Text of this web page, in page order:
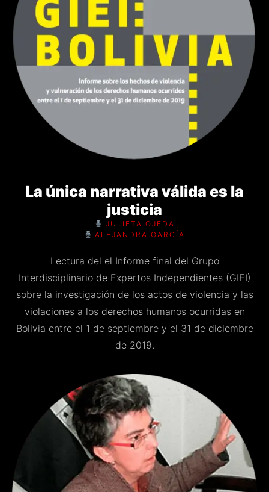
La única narrativa válida es la
justicia
JULIETA OJEDA
ALEJANDRA GARCÍA
Lectura del el Informe final del Grupo
Interdisciplinario de Expertos Independientes (GIEI)
sobre la investigación de los actos de violencia y las
violaciones a los derechos humanos ocurridas en
Bolivia entre el 1 de septiembre y el 31 de diciembre
de 2019.